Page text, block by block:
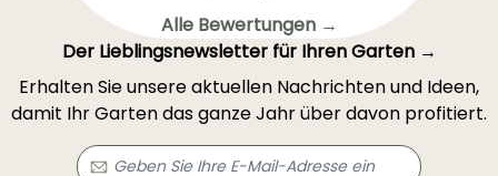
Alle Bewertungen →
Der Lieblingsnewsletter für Ihren Garten →
Erhalten Sie unsere aktuellen Nachrichten und Ideen,
damit Ihr Garten das ganze Jahr über davon profitiert.